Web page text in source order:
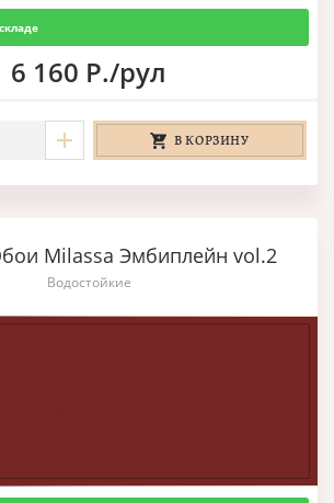
6 160 Р./рул
В КОРЗИНУ
Milassa Эмбиплейн vol.2
Водостойкие